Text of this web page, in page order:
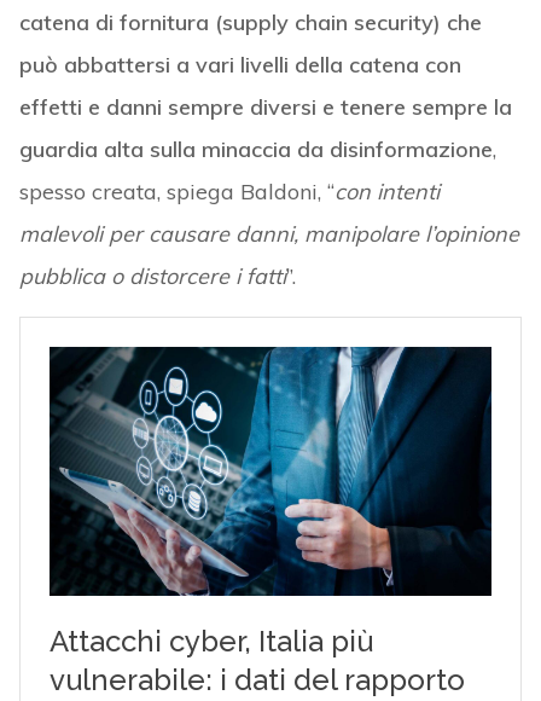
catena di fornitura (supply chain security) che
può abbattersi a vari livelli della catena con
effetti e danni sempre diversi e tenere sempre la
guardia alta sulla minaccia da disinformazione,
spesso creata, spiega Baldoni, “con intenti
malevoli per causare danni, manipolare l’opinione
pubblica o distorcere i fatti”.